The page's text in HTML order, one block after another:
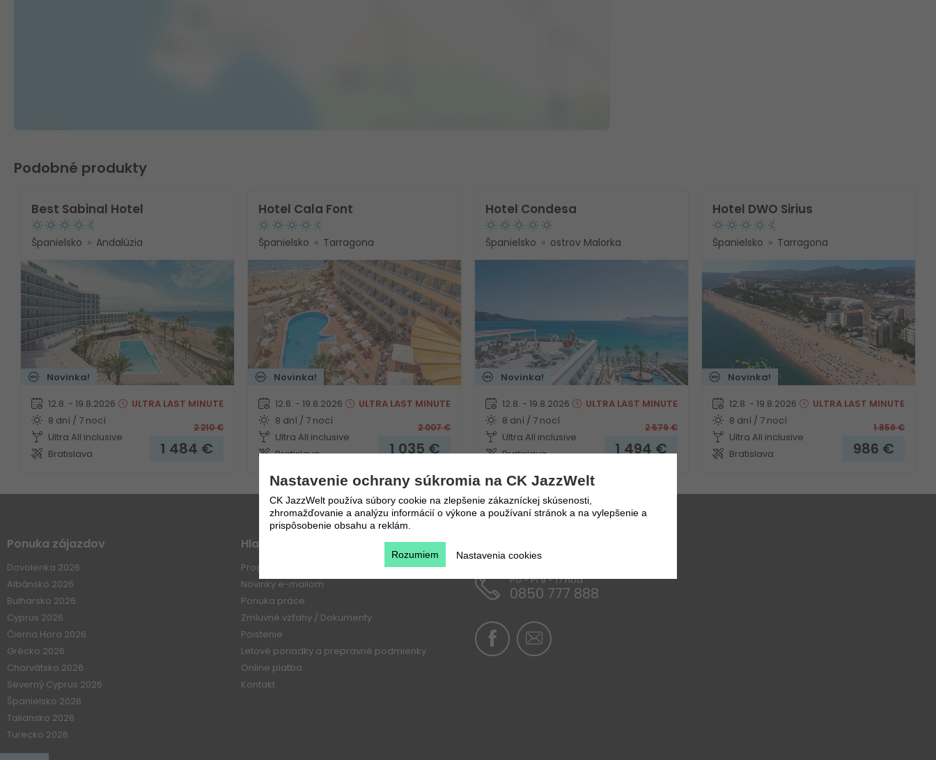
Podobné produkty
Best Sabinal Hotel
Španielsko Andalúzia
Novinka!
12.8. - 19.8.2026
8 dní / 7 nocí
Ultra All inclusive
Bratislava
ULTRA LAST MINUTE
2 210€
1 484 €
Hotel Cala Font
Španielsko Tarragona
Novinka!
12.8. - 19.8.2026
8 dní / 7 nocí
Ultra All inclusive
Bratislava
ULTRA LAST MINUTE
2 007€
1 035€
Hotel Condesa
Španielsko ostrov Malorka
Novinka!
12.8. - 19.8.2026
8 dní / 7 nocí
Ultra All inclusive
Bratislava
ULTRA LAST MINUTE
2 579€
1 494€
Hotel DWO Sirius
Španielsko Tarragona
Novinka!
12.8. - 19.8.2026
8 dní / 7 nocí
Ultra All inclusive
Bratislava
ULTRA LAST MINUTE
1 859€
986 €
Ponuka zájazdov
Dovolenka 2026
Albánsko 2026
Bulharsko 2026
Cyprus 2026
Čierna Hora 2026
Grécko 2026
Chorvátsko 2026
Severný Cyprus 2026
Španielsko 2026
Taliansko 2026
Turecko 2026
Hlavné Menu
Program 60+
Novinky e-mailom
Ponuka práce
Zmluvné vzťahy / Dokumenty
Poistenie
Letové poriadky a prepravné podmienky
Online platba
Kontakt
Po - Pi 9 - 17 hod
0850 777 888
Nastavenie ochrany súkromia na CK JazzWelt
CK JazzWelt používa súbory cookie na zlepšenie zákazníckej skúsenosti,
zhromažďovanie a analýzu informácií o výkone a používaní stránok a na vylepšenie a
prispôsobenie obsahu a reklám.
Nastavenia cookies
Rozumiem